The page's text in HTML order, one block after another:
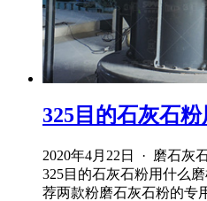
325目的石灰石
2020年4月22日 · 磨石灰
325目的石灰石粉用什么
荐两款粉磨石灰石粉的专